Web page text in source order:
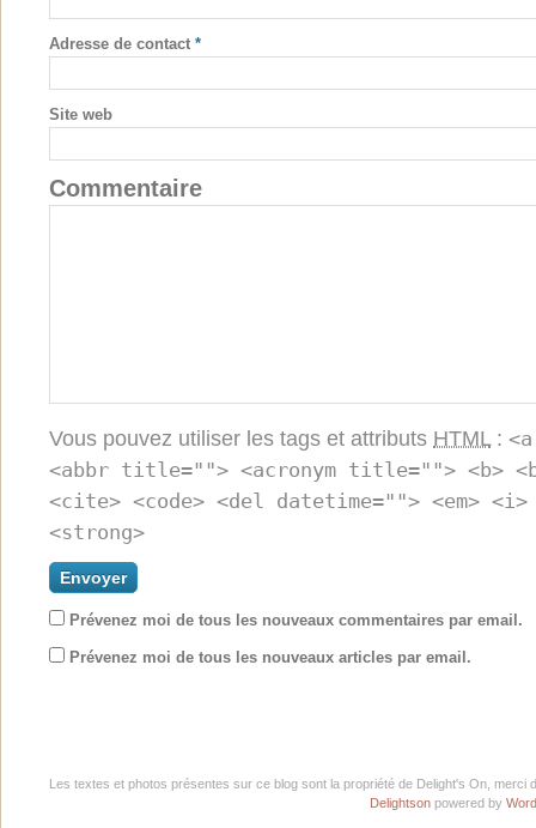
Adresse de contact *
Site web
Commentaire
Vous pouvez utiliser les tags et attributs HTML :
<abbr title=""> <acronym title=""> <b>
<cite> <code> <del datetime=""> <em>
<strong>
Prévenez moi de tous les nouveaux commentaires par email.
Prévenez moi de tous les nouveaux articles par email.
Les textes et photos présentes sur ce blog sont la propriété de Delight's On,
Delightson powered by